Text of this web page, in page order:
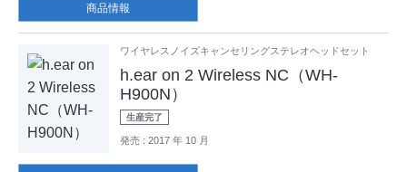
商品情報
ワイヤレスノイズキャンセリングステレオヘッドセット
h.ear on 2 Wireless NC（WH-
H900N）
生産完了
発売 : 2017 年 10 月